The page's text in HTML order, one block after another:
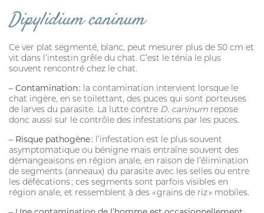
Dipylidium caninum
Ce ver plat segmenté, blanc, peut mesurer plus de 50 cm et
vit dans l’intestin grêle du chat. C’est le ténia le plus
souvent rencontré chez le chat.
– Contamination : la contamination intervient lorsque le
chat ingère, en se toilettant, des puces qui sont porteuses
de larves du parasite. La lutte contre D. caninum repose
donc aussi sur le contrôle des infestations par les puces.
– Risque pathogène : l’infestation est le plus souvent
asymptomatique ou bénigne mais entraîne souvent des
démangeaisons en région anale, en raison de l’élimination
de segments (anneaux) du parasite avec les selles ou entre
les défécations ; ces segments sont parfois visibles en
région anale, et ressemblent à des « grains de riz » mobiles.